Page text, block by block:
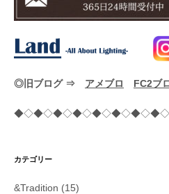
◎旧ブログ ⇒ アメブロ FC2ブ
カテゴリー
&Tradition (15)